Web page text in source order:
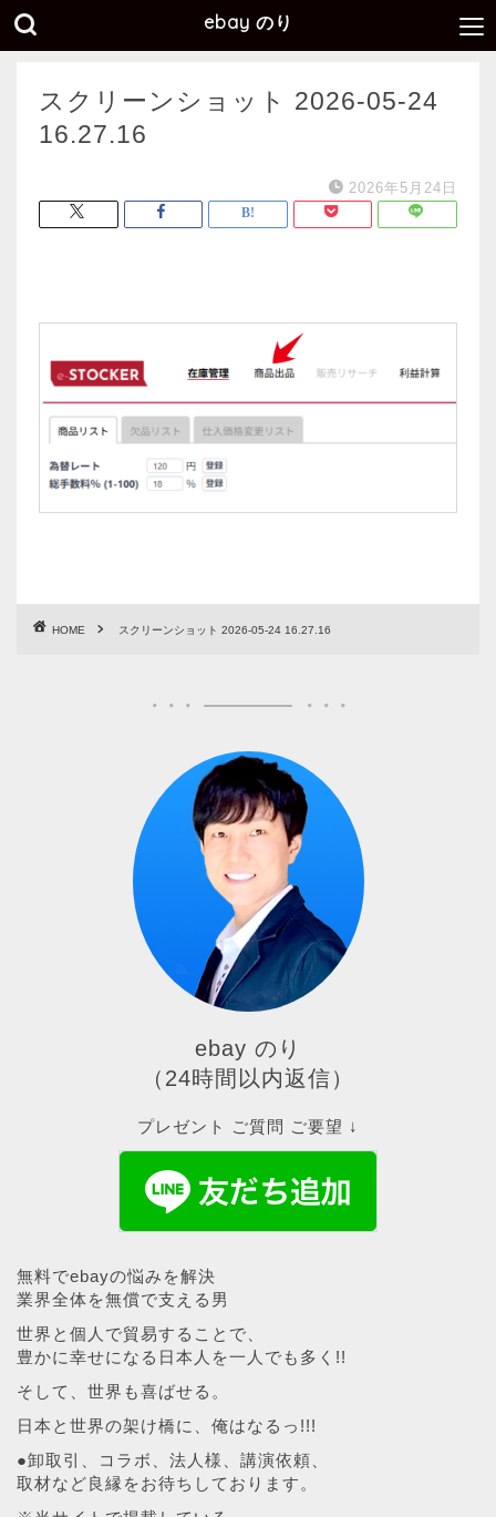
ebay のり
スクリーンショット 2026-05-24
16.27.16
2026年5月24日
HOME スクリーンショット 2026-05-24 16.27.16
ebay のり
（24時間以内返信）
プレゼント ご質問 ご要望 ↓
無料でebayの悩みを解決
業界全体を無償で支える男
世界と個人で貿易することで、
豊かに幸せになる日本人を一人でも多く!!
そして、世界も喜ばせる。
日本と世界の架け橋に、俺はなるっ!!!
●卸取引、コラボ、法人様、講演依頼、
取材など良縁をお待ちしております。